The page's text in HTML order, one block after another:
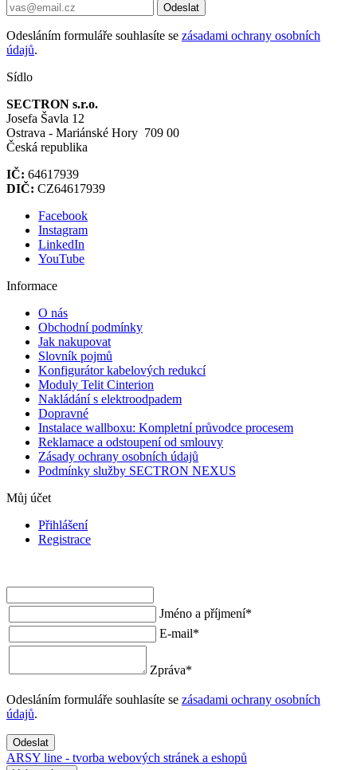
Odeslat
Odesláním formuláře souhlasíte se zásadami ochrany osobních
údajů.
Sídlo
SECTRON s.r.o.
Josefa Šavla 12
Ostrava - Mariánské Hory 709 00
Česká republika
IČ: 64617939
DIČ: CZ64617939
Facebook
Instagram
LinkedIn
YouTube
Informace
O nás
Obchodní podmínky
Jak nakupovat
Slovník pojmů
Konfigurátor kabelových redukcí
Moduly Telit Cinterion
Nakládání s elektroodpadem
Dopravné
Instalace wallboxu: Kompletní průvodce procesem
Reklamace a odstoupení od smlouvy
Zásady ochrany osobních údajů
Podmínky služby SECTRON NEXUS
Můj účet
Přihlášení
Registrace
Jméno a příjmení*
E-mail*
Zpráva*
Odesláním formuláře souhlasíte se zásadami ochrany osobních
údajů.
Odeslat
ARSY line - tvorba webových stránek a eshopů